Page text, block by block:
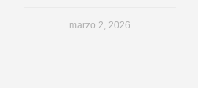
marzo 2, 2026